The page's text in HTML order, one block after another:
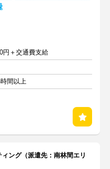
円＋交通費支給
間以上
ング（派遣先：南林間エリ